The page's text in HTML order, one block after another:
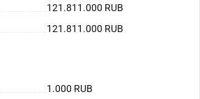
121.811.000 RUB
121.811.000 RUB
1.000 RUB